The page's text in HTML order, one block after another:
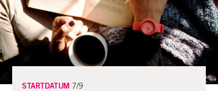
STARTDATUM 7/9